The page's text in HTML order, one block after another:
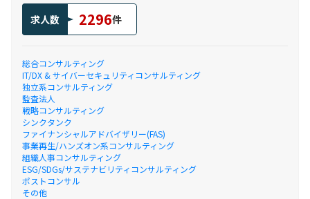
求人数 2296件
総合コンサルティング
IT/DX & サイバーセキュリティコンサルティング
独立系コンサルティング
監査法人
戦略コンサルティング
シンクタンク
ファイナンシャルアドバイザリー(FAS)
事業再生/ハンズオン系コンサルティング
組織人事コンサルティング
ESG/SDGs/サステナビリティコンサルティング
ポストコンサル
その他